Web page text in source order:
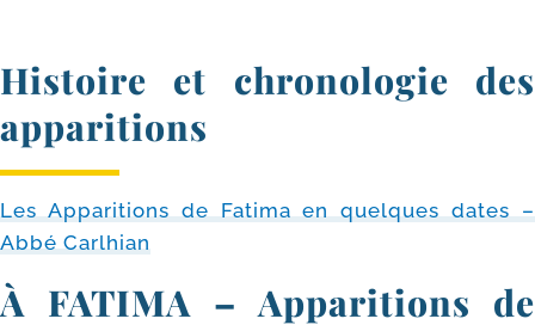
Histoire et chronologie des
apparitions
Les Apparitions de Fatima en quelques dates –
Abbé Carlhian
À FATIMA – Apparitions de